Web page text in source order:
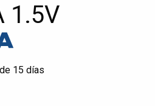
1.5V
15 días